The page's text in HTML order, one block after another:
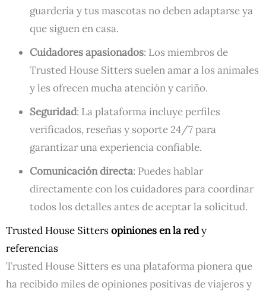
guardería y tus mascotas no deben adaptarse ya
que siguen en casa.
Cuidadores apasionados: Los miembros de
Trusted House Sitters suelen amar a los animales
y les ofrecen mucha atención y cariño.
Seguridad: La plataforma incluye perfiles
verificados, reseñas y soporte 24/7 para
garantizar una experiencia confiable.
Comunicación directa: Puedes hablar
directamente con los cuidadores para coordinar
todos los detalles antes de aceptar la solicitud.
Trusted House Sittersopiniones en la redy
referencias
Trusted House Sitters es una plataforma pionera que
ha recibido miles de opiniones positivas de viajeros y